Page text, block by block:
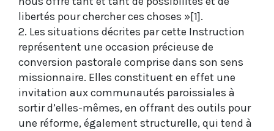
libertés pour chercher ces choses »[1].
2. Les situations décrites par cette Instruction
représentent une occasion précieuse de
conversion pastorale comprise dans son sens
missionnaire. Elles constituent en effet une
invitation aux communautés paroissiales à
sortir d’elles-mêmes, en offrant des outils pour
une réforme, également structurelle, qui tend à